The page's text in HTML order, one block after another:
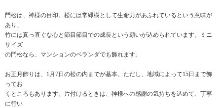
門松は、神様の目印。松には常緑樹として生命力があふれているという意味が
あり、
竹には真っ直ぐな心と節目節目での成長という願いが込められています。ミニ
サイズ
の門松なら、マンションのベランダでも飾れます。
お正月飾りは、1月7日の松の内までが基本。ただし、地域によって15日まで飾
ってお
くところもあります。片付けるときは、神様への感謝の気持ちを込めて、丁寧
に行い